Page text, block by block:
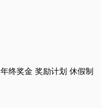
年终奖金 奖励计划 休假制